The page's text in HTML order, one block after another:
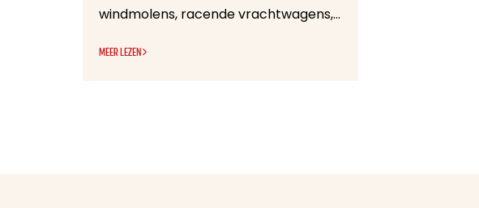
windmolens, racende vrachtwagens, stof-opwekkende rukwinden en een merkwaardige geur die voor de ene lijkt op frietjes, voor de andere op gesmolten chocolade of boerenkool met worst… It is good to be back in the Port Of Antwerp. Onze eerste week opgraven zit er al weer op…
MEER LEZEN